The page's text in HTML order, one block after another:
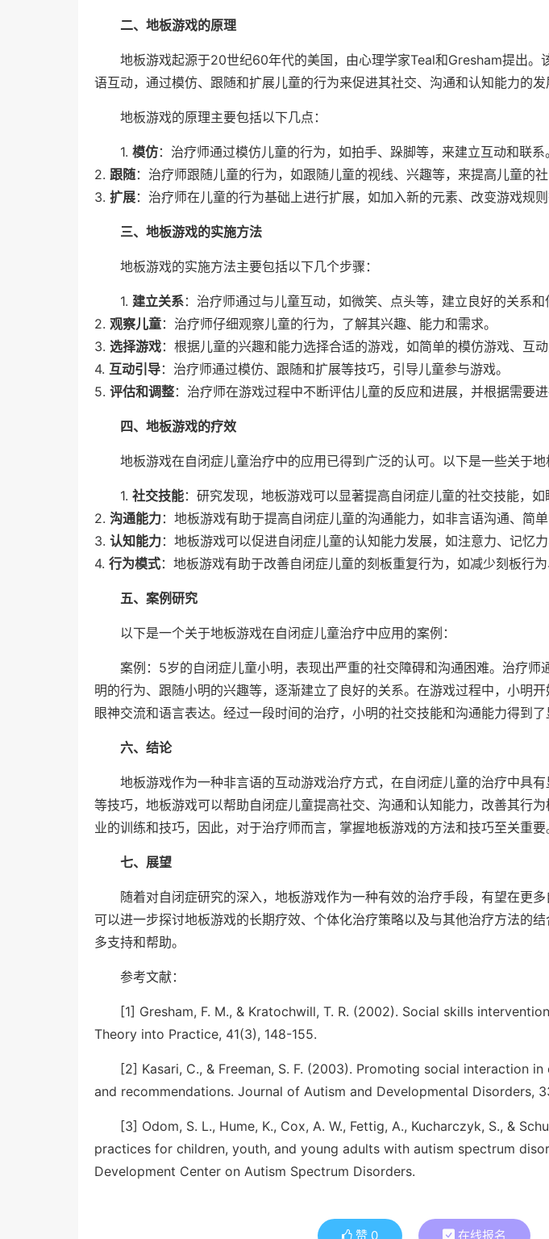
二、地板游戏的原理
地板游戏起源于20世纪60年代的美国，由心理学家Teal和Gresham提出。
语互动，通过模仿、跟随和扩展儿童的行为来促进其社交、沟通和认知能力的发
地板游戏的原理主要包括以下几点：
1. 模仿：治疗师通过模仿儿童的行为，如拍手、跺脚等，来建立互动和联系。
2. 跟随：治疗师跟随儿童的行为，如跟随儿童的视线、兴趣等，来提高儿童的社
3. 扩展：治疗师在儿童的行为基础上进行扩展，如加入新的元素、改变游戏规
三、地板游戏的实施方法
地板游戏的实施方法主要包括以下几个步骤：
1. 建立关系：治疗师通过与儿童互动，如微笑、点头等，建立良好的关系和
2. 观察儿童：治疗师仔细观察儿童的行为，了解其兴趣、能力和需求。
3. 选择游戏：根据儿童的兴趣和能力选择合适的游戏，如简单的模仿游戏、互动
4. 互动引导：治疗师通过模仿、跟随和扩展等技巧，引导儿童参与游戏。
5. 评估和调整：治疗师在游戏过程中不断评估儿童的反应和进展，并根据需要进
四、地板游戏的疗效
地板游戏在自闭症儿童治疗中的应用已得到广泛的认可。以下是一些关于地
1. 社交技能：研究发现，地板游戏可以显著提高自闭症儿童的社交技能，如
2. 沟通能力：地板游戏有助于提高自闭症儿童的沟通能力，如非言语沟通、简单
3. 认知能力：地板游戏可以促进自闭症儿童的认知能力发展，如注意力、记忆力
4. 行为模式：地板游戏有助于改善自闭症儿童的刻板重复行为，如减少刻板行为
五、案例研究
以下是一个关于地板游戏在自闭症儿童治疗中应用的案例：
案例：5岁的自闭症儿童小明，表现出严重的社交障碍和沟通困难。治疗师
明的行为、跟随小明的兴趣等，逐渐建立了良好的关系。在游戏过程中，小明
眼神交流和语言表达。经过一段时间的治疗，小明的社交技能和沟通能力得到了
六、结论
地板游戏作为一种非言语的互动游戏治疗方式，在自闭症儿童的治疗中具
等技巧，地板游戏可以帮助自闭症儿童提高社交、沟通和认知能力，改善其行
业的训练和技巧，因此，对于治疗师而言，掌握地板游戏的方法和技巧至关重要
七、展望
随着对自闭症研究的深入，地板游戏作为一种有效的治疗手段，有望在更
可以进一步探讨地板游戏的长期疗效、个体化治疗策略以及与其他治疗方法的
多支持和帮助。
参考文献：
[1] Gresham, F. M., & Kratochwill, T. R. (2002). Social skills
Theory into Practice, 41(3), 148-155.
[2] Kasari, C., & Freeman, S. F. (2003). Promoting social interaction
and recommendations. Journal of Autism and Developmental Disorders,
[3] Odom, S. L., Hume, K., Cox, A. W., Fettig, A., Kucharczyk, S., &
practices for children, youth, and young adults with autism spectrum
Development Center on Autism Spectrum Disorders.
赞 0 在线报名